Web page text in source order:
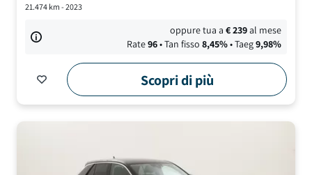
21.474km - 2023
oppure tua a€239al mese
Rate96• Tan fisso 8,45%• Taeg9,98%
Scopri di più